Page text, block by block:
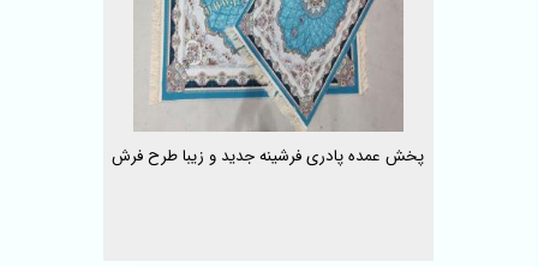
پخش عمده پادری فرشینه جدید و زیبا طرح فرش